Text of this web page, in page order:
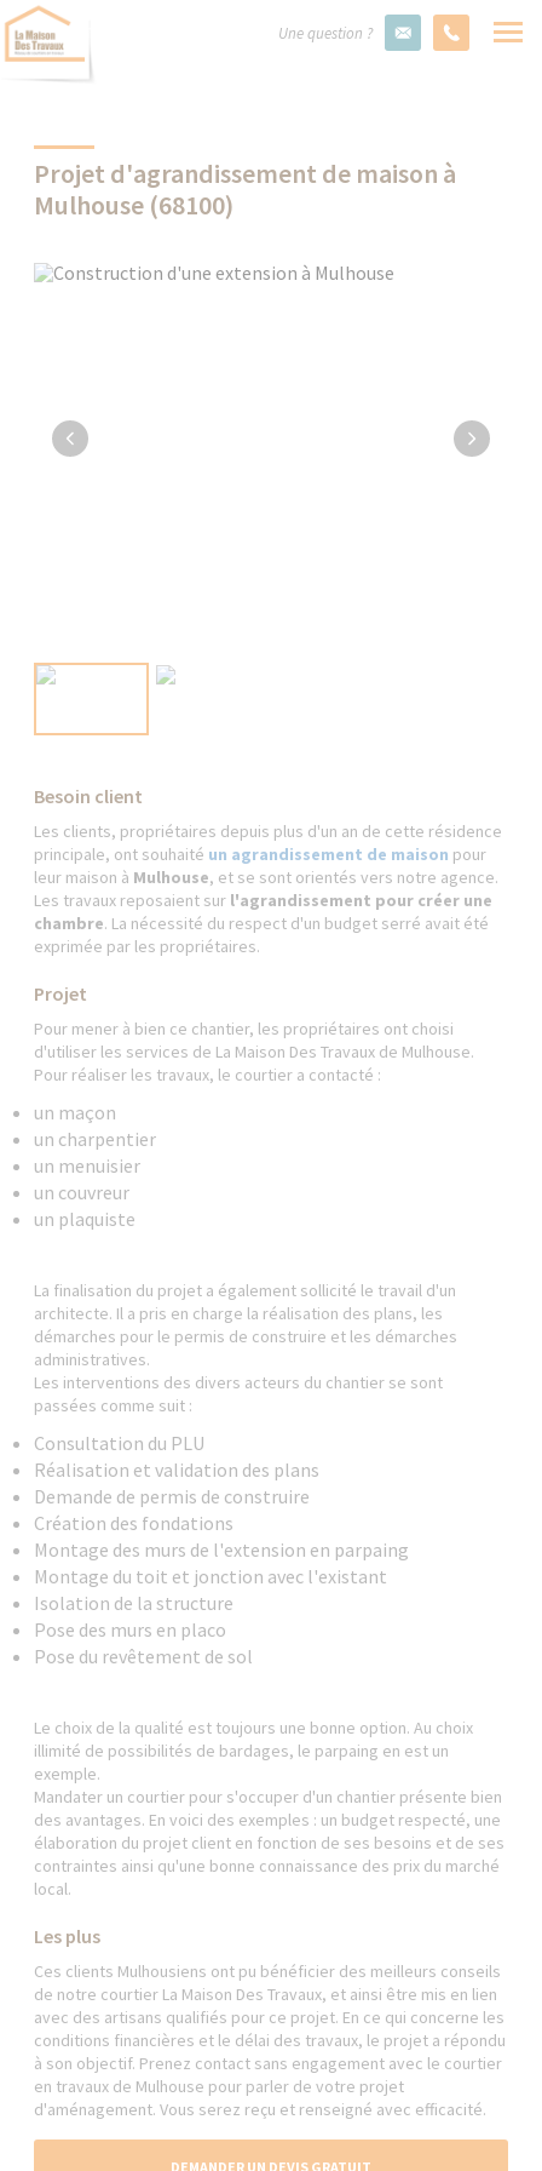
Une question ?
Projet d'agrandissement de maison à
Mulhouse (68100)
Besoin client
Les clients, propriétaires depuis plus d'un an de cette résidence
principale, ont souhaité un agrandissement de maison pour
leur maison à Mulhouse, et se sont orientés vers notre agence.
Les travaux reposaient sur l'agrandissement pour créer une
chambre. La nécessité du respect d'un budget serré avait été
exprimée par les propriétaires.
Projet
Pour mener à bien ce chantier, les propriétaires ont choisi
d'utiliser les services de La Maison Des Travaux de Mulhouse.
Pour réaliser les travaux, le courtier a contacté :
un maçon
un charpentier
un menuisier
un couvreur
un plaquiste
La finalisation du projet a également sollicité le travail d'un
architecte. Il a pris en charge la réalisation des plans, les
démarches pour le permis de construire et les démarches
administratives.
Les interventions des divers acteurs du chantier se sont
passées comme suit :
Consultation du PLU
Réalisation et validation des plans
Demande de permis de construire
Création des fondations
Montage des murs de l'extension en parpaing
Montage du toit et jonction avec l'existant
Isolation de la structure
Pose des murs en placo
Pose du revêtement de sol
Le choix de la qualité est toujours une bonne option. Au choix
illimité de possibilités de bardages, le parpaing en est un
exemple.
Mandater un courtier pour s'occuper d'un chantier présente bien
des avantages. En voici des exemples : un budget respecté, une
élaboration du projet client en fonction de ses besoins et de ses
contraintes ainsi qu'une bonne connaissance des prix du marché
local.
Les plus
Ces clients Mulhousiens ont pu bénéficier des meilleurs conseils
de notre courtier La Maison Des Travaux, et ainsi être mis en lien
avec des artisans qualifiés pour ce projet. En ce qui concerne les
conditions financières et le délai des travaux, le projet a répondu
à son objectif. Prenez contact sans engagement avec le courtier
en travaux de Mulhouse pour parler de votre projet
d'aménagement. Vous serez reçu et renseigné avec efficacité.
DEMANDER UN DEVIS GRATUIT